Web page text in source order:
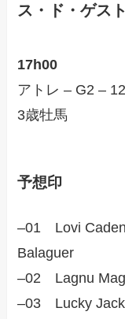
ス・ド・ゲス
17h00
アトレ – G2 –
3歳牡馬
予想印
–01 Lovi
Balaguer
–02 Lagnu
–03 Lucky